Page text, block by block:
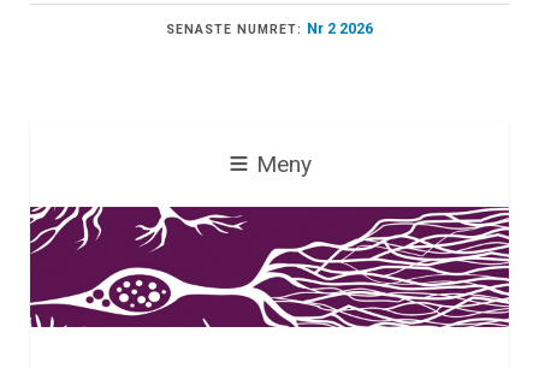
SENASTE NUMRET: Nr 2 2026
Meny